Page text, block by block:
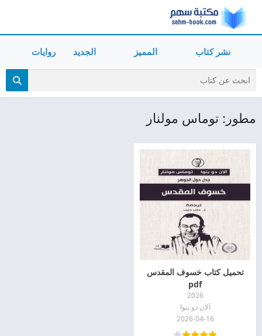
نشر كتاب المميز الجديد روايات
مطور: توماس مولنار
تحميل كتاب خسوف المقدس
pdf
2026
آلان دو بنوا
2026-04-16